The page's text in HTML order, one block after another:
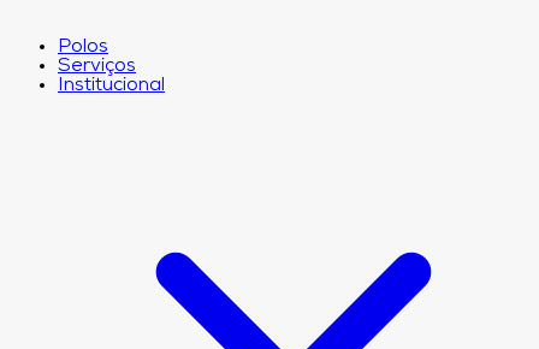
Polos
Serviços
Institucional